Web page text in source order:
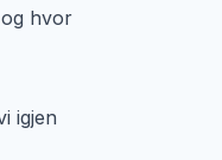
hvor
igjen